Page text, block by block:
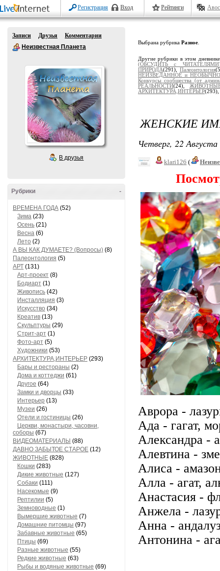
Регистрация Вход Рейтинги
Записи Друзья
Комментарии
Неизвестная Планета
В друзья
-
Рубрики
ВРЕМЕНА ГОДА (52)
Зима (23)
Осень (21)
Весна (6)
Лето (2)
А ВЫ КАК ДУМАЕТЕ? (Вопросы) (8)
Палеонтология (5)
АРТ (131)
Арт-проект (8)
Бодиарт (1)
Живопись (42)
Инсталляция (3)
Искусство (34)
Креатив (13)
Скульптуры (29)
Стрит-арт (1)
Фото-арт (5)
Художники (53)
АРХИТЕКТУРА,ИНТЕРЬЕР (293)
Бары и рестораны (2)
Дома и коттеджи (61)
Другое (64)
Замки и дворцы (33)
Интерьер (13)
Музеи (26)
Отели и гостиницы (26)
Церкви, монастыри, часовни,
соборы (67)
ВИДЕОМАТЕРИАЛЫ (88)
ДАВНО ЗАБЫТОЕ СТАРОЕ (12)
ЖИВОТНЫЕ (828)
Кошки (283)
Дикие животные (127)
Собаки (111)
Насекомые (9)
Рептилии (5)
Земноводные (1)
Вымершие животные (7)
Домашние питомцы (97)
Забавные животные (65)
Птицы (69)
Разные животные (55)
Редкие животные (63)
Рыбы и водяные животные (69)
Выбрана рубрика Разное
Другие рубрики в этом
(ОБСУДИТЬ с
ПРИРОДА(291),Палеонтология
НЕИЗВЕДАННОЕ и
Конкурсы сообщества (от
РЕАЛЬНОСТИ(24),
АРХИТЕКТУРА,ИНТЕРЬЕР(293),
ЖЕНСКИЕ
Четверг, 22
klari126 (
Аврора -
Ада - гагат,
Александра -
Алевтина -
Алиса -
Алла - агат,
Анастасия -
Анжела -
Анна -
Антонина -